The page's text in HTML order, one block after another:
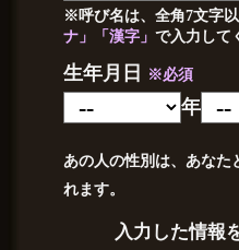
※呼び名は、全角7文字
ナ」「漢字」で入力して
生年月日 ※必須
年
あの人の性別は、あなた
れます。
入力した情報